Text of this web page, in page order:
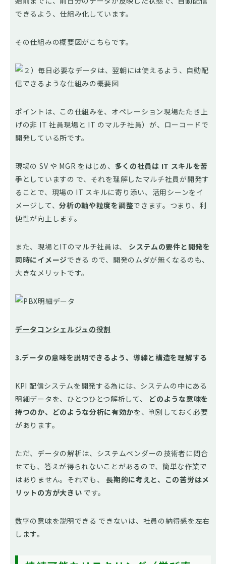
できるよう、仕組み化しています。
その仕組みの概要図がこちらです。
ポイントは、この仕組みを、オペレーション現場たたき上
げの非 IT 社員現場と IT のマルチ社員）が、ローコードで
開発している所です。
現場の SV や MGR をはじめ、 多くの社員は IT スキルを苦
手 としていますの で、それを理解したマルチ社員が開発す
ることで、現場の IT スキルに寄り添い、活用シーンをイ
メージして、分析の軸や粒度を調整できます。つまり、利
便性が向上します。
また、現場とITのマルチ社員は、 システムの要件と開発を
同時にイメージできる ので、開発のムダが無くなるのも、
大きなメリットです。
データコンシェルジュの役割
3.データの意味を説明できるよう、導線と構造を理解する
KPI 配信システムを開発する為には、システムの中にある
明細データを、ひとつひとつ解析して、 どのような意味を
持つのか、どのような分析に有効かを、判別しておく必要
があります。
ただ、データの解析は、システムベンダーの技術者に問合
せても、答えが得られないことがあるので、簡単な作業で
はありません。それでも、長期的に考えと、この苦労はメ
リットの方が大きい です。
数字の意味を説明できる できないは、社員の納得感を左右
します。